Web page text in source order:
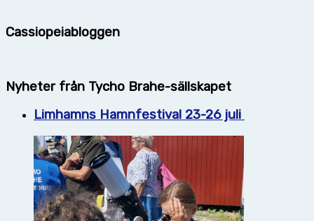
Cassiopeiabloggen
Nyheter från Tycho Brahe-sällskapet
Limhamns Hamnfestival 23-26 juli